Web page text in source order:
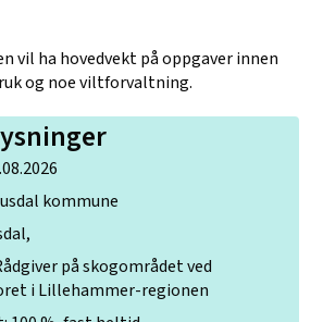
vil ha hovedvekt på oppgaver innen
og noe viltforvaltning.
kommune
på skogområdet ved
i Lillehammer-regionen